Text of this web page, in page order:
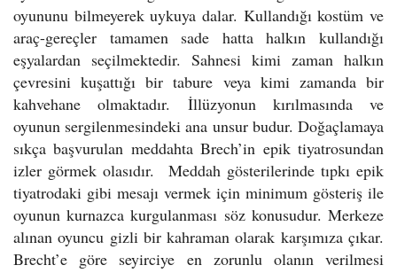
oyununu bilmeyerek uykuya dalar. Kullandığı kostüm ve
araç-gereçler tamamen sade hatta halkın kullandığı
eşyalardan seçilmektedir. Sahnesi kimi zaman halkın
çevresini kuşattığı bir tabure veya kimi zamanda bir
kahvehane olmaktadır. İllüzyonun kırılmasında ve
oyunun sergilenmesindeki ana unsur budur. Doğaçlamaya
sıkça başvurulan meddahta Brech’in epik tiyatrosundan
izler görmek olasıdır. Meddah gösterilerinde tıpkı epik
tiyatrodaki gibi mesajı vermek için minimum gösteriş ile
oyunun kurnazca kurgulanması söz konusudur. Merkeze
alınan oyuncu gizli bir kahraman olarak karşımıza çıkar.
Brecht’e göre seyirciye en zorunlu olanın verilmesi